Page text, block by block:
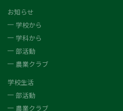
お知らせ
学校から
学科から
部活動
農業クラブ
学校生活
部活動
農業クラブ